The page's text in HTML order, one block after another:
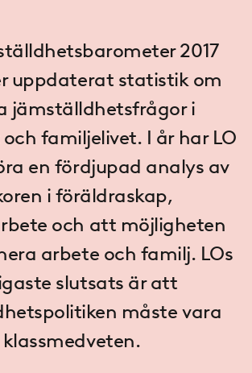
2017
uppdaterat statistik om
jämställdhetsfrågor i
familjelivet. I år har LO
en fördjupad analys av
i föräldraskap,
och att möjligheten
arbete och familj. LOs
slutsats är att
måste vara
klassmedveten.